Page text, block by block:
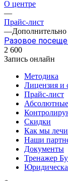
О центре
—
Прайс-лист
—Дополнительно
Разовое
2 600
Запись онлайн
Методика
Лицензия и
Прайс-лист
Скидки
Как мы
Наши
Документы
Тренажер